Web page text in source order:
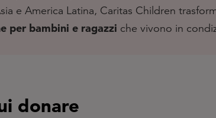
e America Latina, Caritas Children
per bambini e ragazzi che vivono in
donare